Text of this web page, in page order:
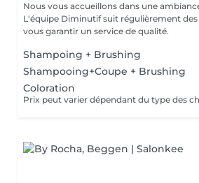
Nous vous accueillons dans une
L'équipe Diminutif suit régulièrement
vous garantir un service de qualité.
Shampoing + Brushing
Shampooing+Coupe + Brushing
Coloration